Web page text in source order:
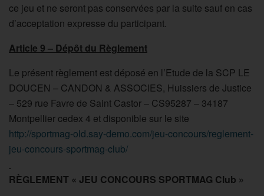
ce jeu et ne seront pas conservées par la suite sauf en cas
d’acceptation expresse du participant.
Article 9 – Dépôt du Règlement
Le présent règlement est déposé en l’Etude de la SCP LE
DOUCEN – CANDON & ASSOCIES, Huissiers de Justice
– 529 rue Favre de Saint Castor – CS95287 – 34187
Montpellier cedex 4 et disponible sur le site
http://sportmag-old.say-demo.com/jeu-concours/reglement-
jeu-concours-sportmag-club/
RÈGLEMENT « JEU CONCOURS SPORTMAG Club »